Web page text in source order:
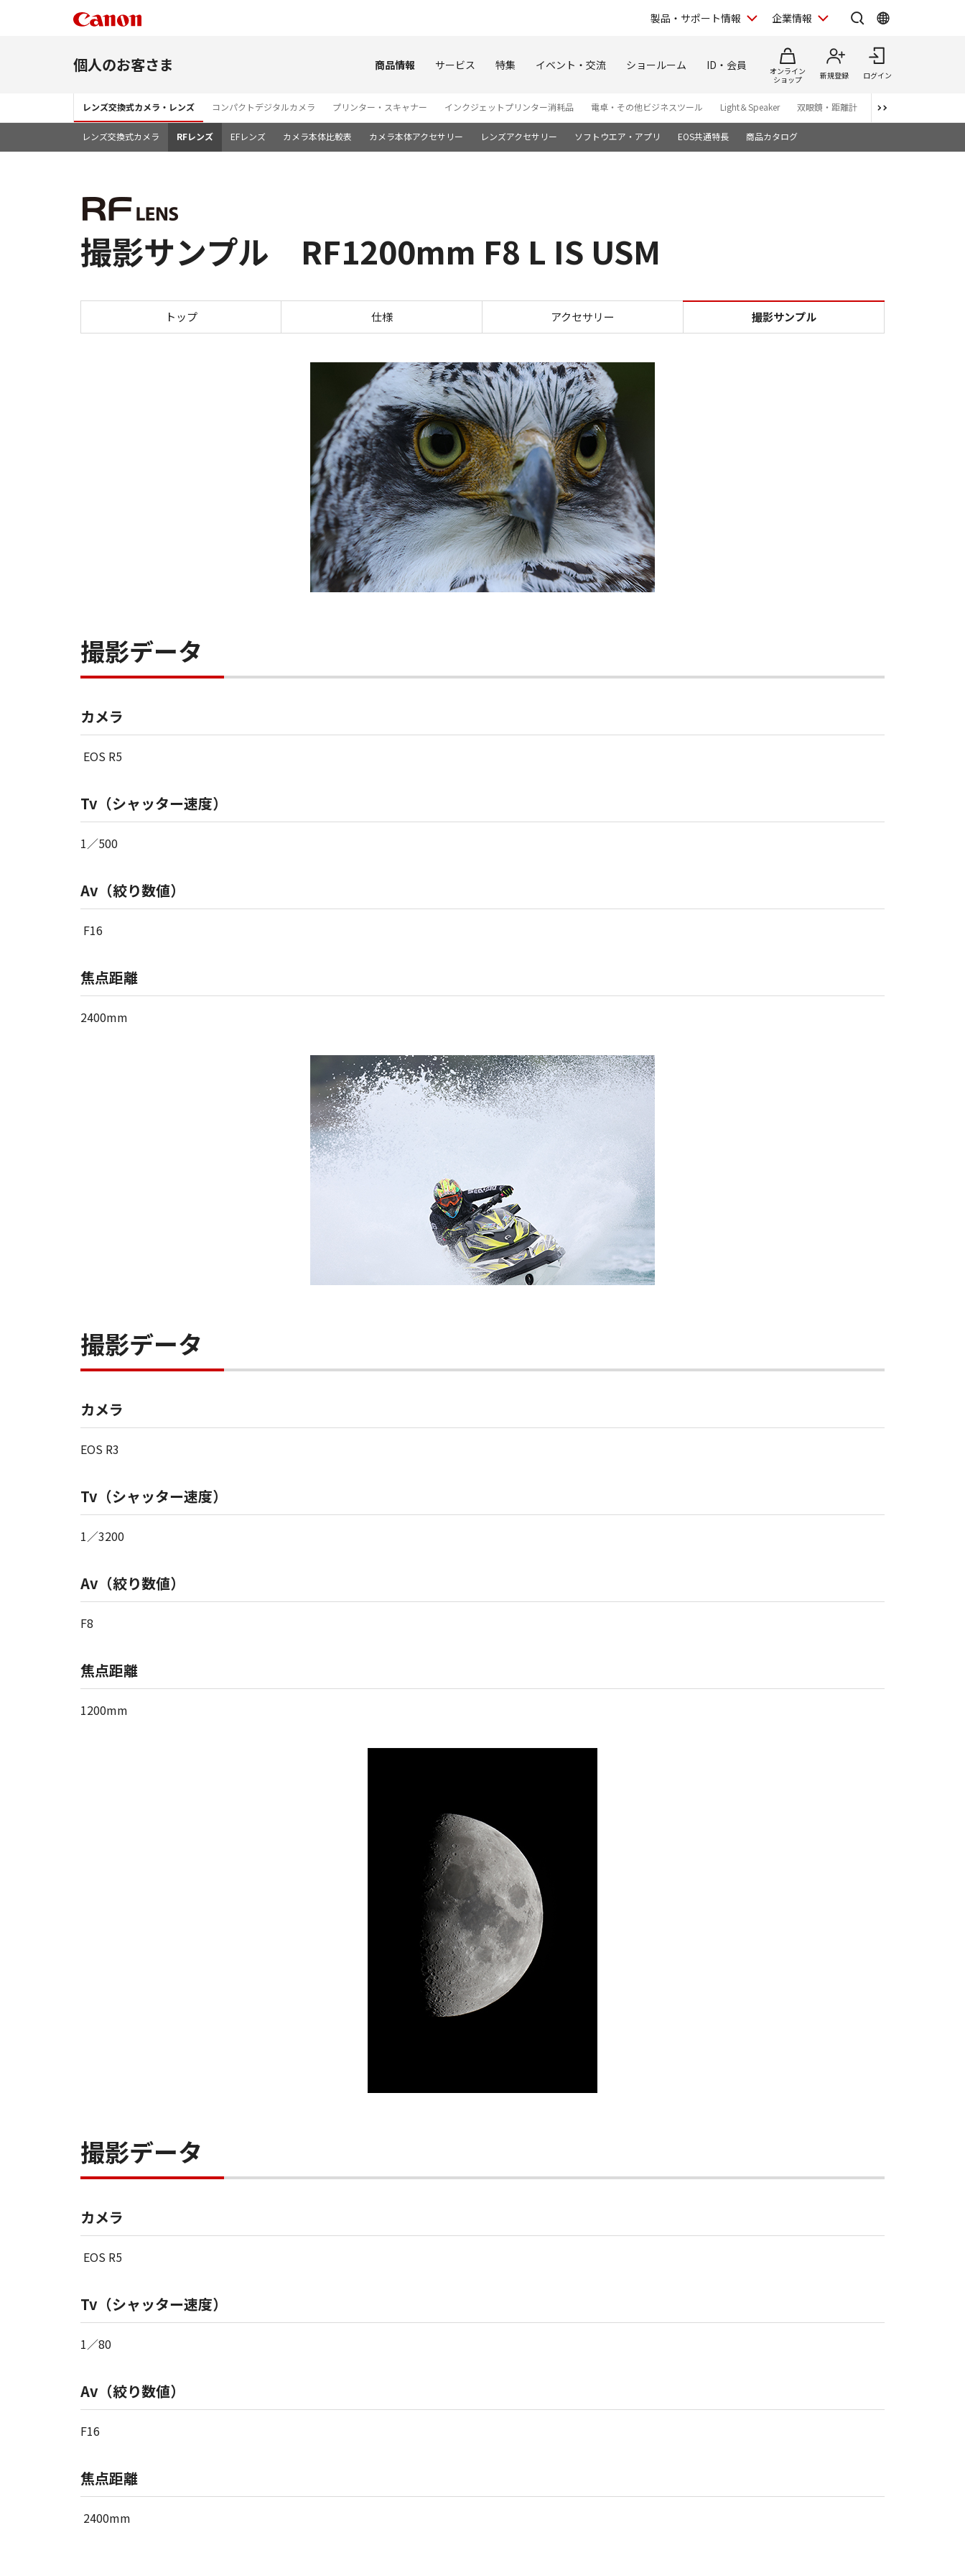
製品・サポート情報 企業情報
個人のお客さま 商品情報 サービス 特集 イベント・交流 ショールーム ID・会員
オンライン
ショップ
新規登録 ログイン
レンズ交換式カメラ・レンズ コンパクトデジタルカメラ プリンター・スキャナー インクジェットプリンター消耗品 電卓・その他ビジネスツール Light＆Speaker 双眼鏡・距離計 写真集
レンズ交換式カメラ RFレンズ EFレンズ カメラ本体比較表 カメラ本体アクセサリー レンズアクセサリー ソフトウエア・アプリ EOS共通特長 商品カタログ
撮影サンプル RF1200mm F8 L IS USM
撮影サンプル RF1200mm F8 L IS USM
トップ 仕様 アクセサリー 撮影サンプル
撮影データ
カメラ
EOS R5
Tv（シャッター速度）
1／500
Av（絞り数値）
F16
焦点距離
2400mm
撮影データ
カメラ
EOS R3
Tv（シャッター速度）
1／3200
Av（絞り数値）
F8
焦点距離
1200mm
撮影データ
カメラ
EOS R5
Tv（シャッター速度）
1／80
Av（絞り数値）
F16
焦点距離
2400mm